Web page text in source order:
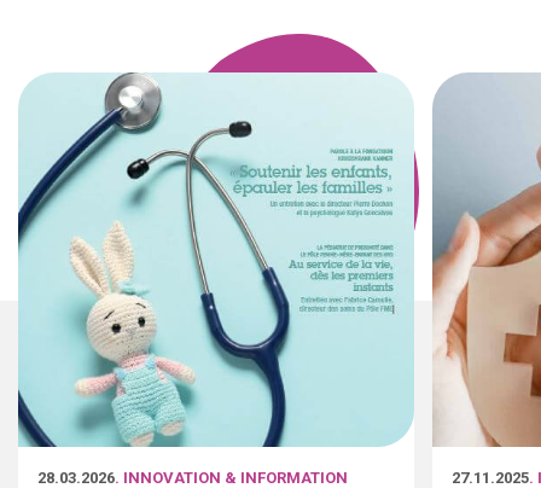
28.03.2026. INNOVATION & INFORMATION 27.11.2025.